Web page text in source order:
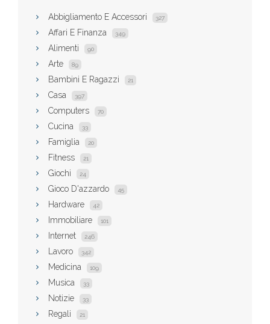
Abbigliamento E Accessori 327
Affari E Finanza 349
Alimenti 90
Arte 89
Bambini E Ragazzi 21
Casa 397
Computers 70
Cucina 33
Famiglia 20
Fitness 21
Giochi 24
Gioco D'azzardo 45
Hardware 42
Immobiliare 101
Internet 246
Lavoro 342
Medicina 109
Musica 33
Notizie 33
Regali 21